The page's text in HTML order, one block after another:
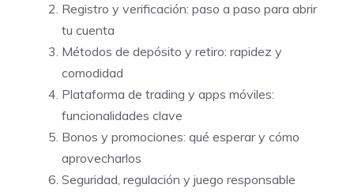
Registro y verificación: paso a paso para abrir
tu cuenta
Métodos de depósito y retiro: rapidez y
comodidad
Plataforma de trading y apps móviles:
funcionalidades clave
Bonos y promociones: qué esperar y cómo
aprovecharlos
Seguridad, regulación y juego responsable